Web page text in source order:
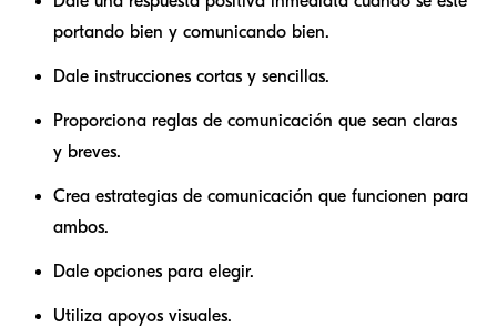
portando bien y comunicando bien.
Dale instrucciones cortas y sencillas.
Proporciona reglas de comunicación que sean claras
y breves.
Crea estrategias de comunicación que funcionen para
ambos.
Dale opciones para elegir.
Utiliza apoyos visuales.